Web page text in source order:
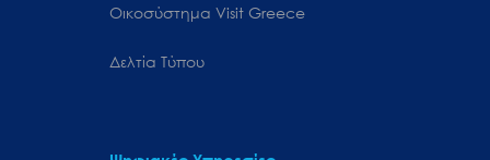
Oικοσύστημα Visit Greece
Δελτία Τύπου